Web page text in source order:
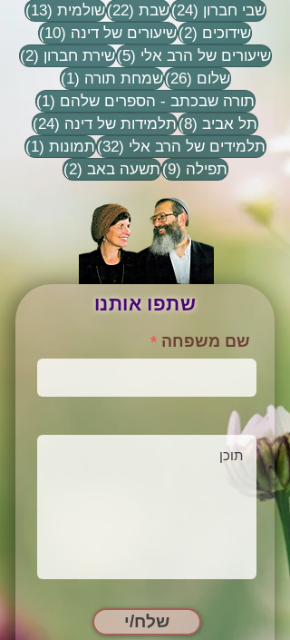
שבי חברון (24) 24 פוסטים
שבת (22) 22 פוסטים
שולמית (13)
13 פוסטים
שידוכים (2) 2 פוסטיםשיעורים של דינה (10)
10 פוסטים
שיעורים של הרב אלי (5) 5 פוסטיםשירת חברון (2)
2 פוסטים
שלום (26) 26 פוסטים
שמחת תורה (1)
פוסט 1
תורה שבכתב - הספרים שלהם (1)
פוסט 1
תל אביב (8) 8 פוסטיםתלמידות של דינה (24)
24 פוסטים
תלמידים של הרב אלי (32) 32 פוסטים
תמונות (1)
תפילה (9) 9 פוסטיםתשעה באב (2) 2 פוסטים
שתפו אותנו
שם משפחה
שלח/י